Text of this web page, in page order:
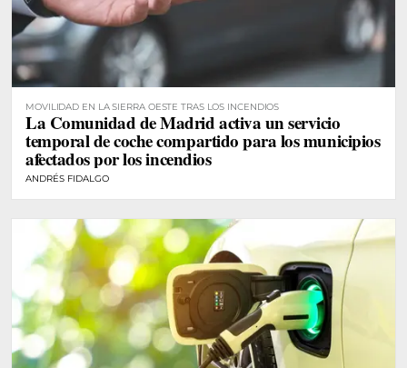
MOVILIDAD EN LA SIERRA OESTE TRAS LOS INCENDIOS
La Comunidad de Madrid activa un servicio
temporal de coche compartido para los municipios
afectados por los incendios
ANDRÉS FIDALGO